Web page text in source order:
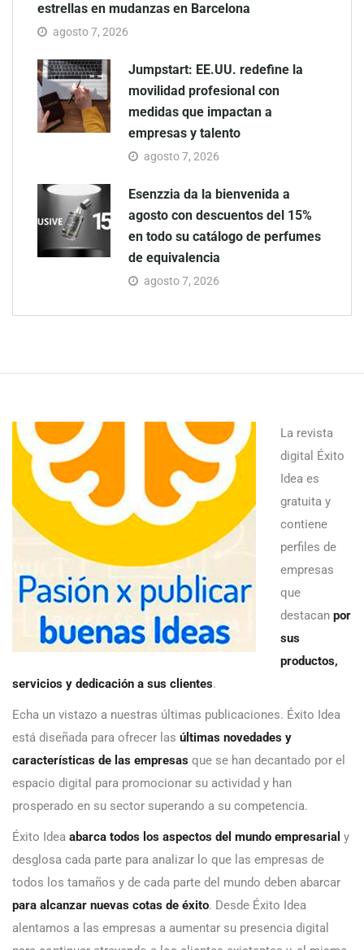
estrellas en mudanzas en Barcelona
agosto 7, 2026
Jumpstart: EE.UU. redefine la
movilidad profesional con
medidas que impactan a
empresas y talento
agosto 7, 2026
Esenzzia da la bienvenida a
agosto con descuentos del 15%
en todo su catálogo de perfumes
de equivalencia
agosto 7, 2026
La revista
digital Éxito
Idea es
gratuita y
contiene
perfiles de
empresas
que
destacan por
sus
productos,
servicios y dedicación a sus clientes.
Echa un vistazo a nuestras últimas publicaciones. Éxito Idea
está diseñada para ofrecer las últimas novedades y
características de las empresas que se han decantado por el
espacio digital para promocionar su actividad y han
prosperado en su sector superando a su competencia.
Éxito Idea abarca todos los aspectos del mundo empresarial y
desglosa cada parte para analizar lo que las empresas de
todos los tamaños y de cada parte del mundo deben abarcar
para alcanzar nuevas cotas de éxito. Desde Éxito Idea
alentamos a las empresas a aumentar su presencia digital